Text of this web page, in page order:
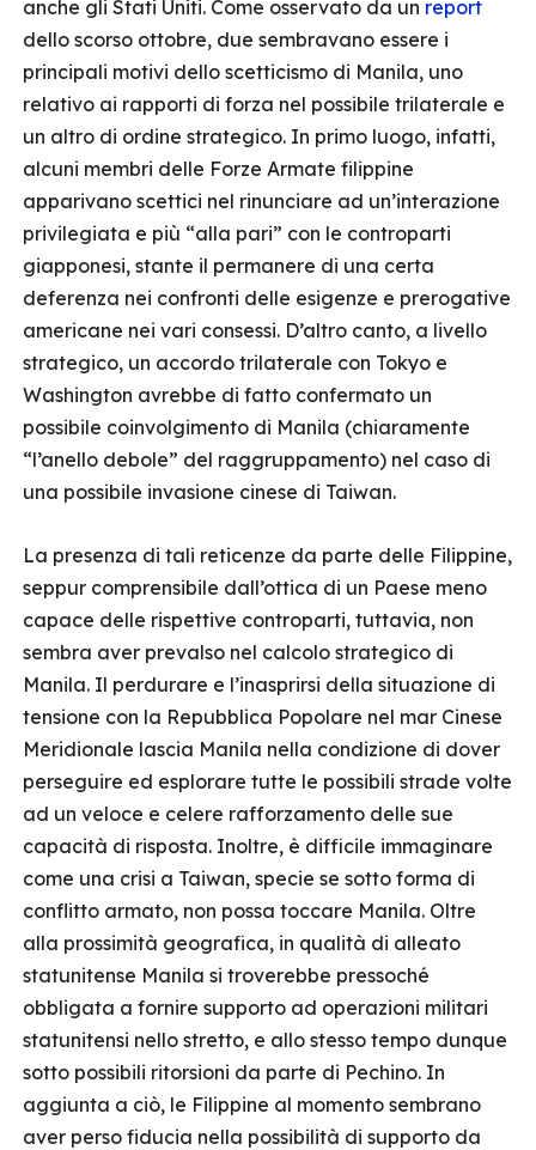
anche gli Stati Uniti. Come osservato da un report
dello scorso ottobre, due sembravano essere i
principali motivi dello scetticismo di Manila, uno
relativo ai rapporti di forza nel possibile trilaterale e
un altro di ordine strategico. In primo luogo, infatti,
alcuni membri delle Forze Armate filippine
apparivano scettici nel rinunciare ad un’interazione
privilegiata e più “alla pari” con le controparti
giapponesi, stante il permanere di una certa
deferenza nei confronti delle esigenze e prerogative
americane nei vari consessi. D’altro canto, a livello
strategico, un accordo trilaterale con Tokyo e
Washington avrebbe di fatto confermato un
possibile coinvolgimento di Manila (chiaramente
“l’anello debole” del raggruppamento) nel caso di
una possibile invasione cinese di Taiwan.
La presenza di tali reticenze da parte delle Filippine,
seppur comprensibile dall’ottica di un Paese meno
capace delle rispettive controparti, tuttavia, non
sembra aver prevalso nel calcolo strategico di
Manila. Il perdurare e l’inasprirsi della situazione di
tensione con la Repubblica Popolare nel mar Cinese
Meridionale lascia Manila nella condizione di dover
perseguire ed esplorare tutte le possibili strade volte
ad un veloce e celere rafforzamento delle sue
capacità di risposta. Inoltre, è difficile immaginare
come una crisi a Taiwan, specie se sotto forma di
conflitto armato, non possa toccare Manila. Oltre
alla prossimità geografica, in qualità di alleato
statunitense Manila si troverebbe pressoché
obbligata a fornire supporto ad operazioni militari
statunitensi nello stretto, e allo stesso tempo dunque
sotto possibili ritorsioni da parte di Pechino. In
aggiunta a ciò, le Filippine al momento sembrano
aver perso fiducia nella possibilità di supporto da